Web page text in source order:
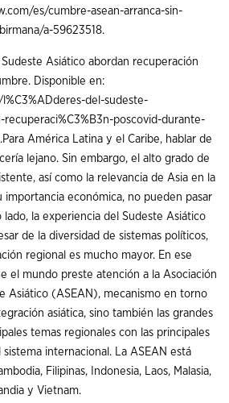
es/cumbre-asean-arranca-sin-
a-59623518.
Asiático abordan recuperación
Disponible en:
del-sudeste-
recuperaci%C3%B3n-poscovid-durante-
América Latina y el Caribe, hablar de
lejano. Sin embargo, el alto grado de
así como la relevancia de Asia en la
importancia económica, no pueden pasar
lado, la experiencia del Sudeste Asiático
de la diversidad de sistemas políticos,
regional es mucho mayor. En ese
el mundo preste atención a la Asociación
Asiático (ASEAN), mecanismo en torno
asiática, sino también las grandes
temas regionales con las principales
internacional. La ASEAN está
Filipinas, Indonesia, Laos, Malasia,
y Vietnam.